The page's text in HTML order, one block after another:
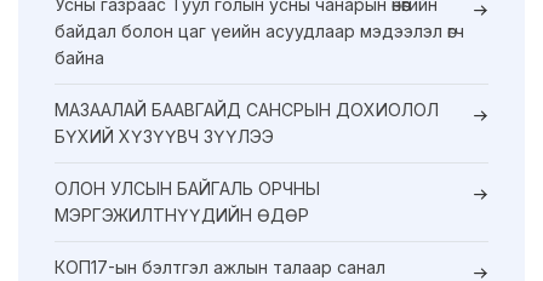
Усны газраас Туул голын усны чанарын өнөөгийн
байдал болон цаг үеийн асуудлаар мэдээлэл өгч
байна
МАЗААЛАЙ БААВГАЙД САНСРЫН ДОХИОЛОЛ
БҮХИЙ ХҮЗҮҮВЧ ЗҮҮЛЭЭ
ОЛОН УЛСЫН БАЙГАЛЬ ОРЧНЫ
МЭРГЭЖИЛТНҮҮДИЙН ӨДӨР
КОП17-ын бэлтгэл ажлын талаар санал